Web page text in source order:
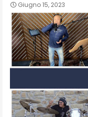
Giugno 15, 2023